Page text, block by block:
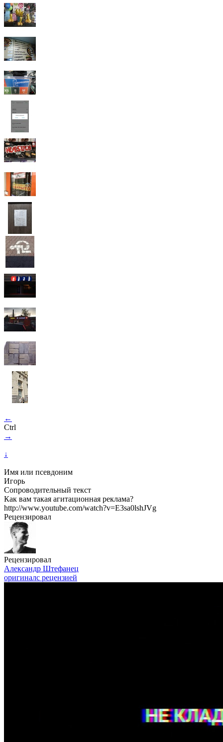
←
Ctrl
→
↓
Имя или псевдоним
Игорь
Сопроводительный текст
Как вам такая агитационная реклама?
http://www.youtube.com/watch?v=E3sa0lshJVg
Рецензировал
Рецензировал
Александр Штефанец
оригиналс рецензией